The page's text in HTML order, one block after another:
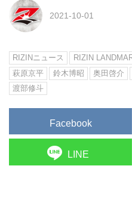
2021-10-01
RIZINニュース RIZIN
萩原京平
鈴木博昭 奥田啓介
渡部修斗
Facebook
LINE